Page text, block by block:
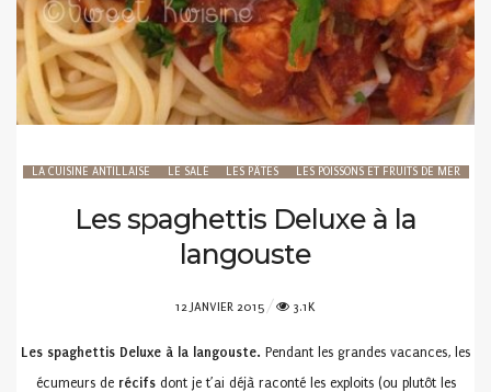
LA CUISINE ANTILLAISE LE SALÉ LES PÂTES LES POISSONS ET FRUITS DE MER
Les spaghettis Deluxe à la
langouste
POSTED
12 JANVIER 2015 3.1K
Les spaghettis Deluxe à la langouste. Pendant les grandes vacances, les
écumeurs de récifs dont je t’ai déjà raconté les exploits (ou plutôt les